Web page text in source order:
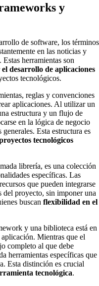
y
de software, los términos
en las noticias y
. Estas herramientas son
desarrollo de aplicaciones
tecnológicos.
reglas y convenciones
aplicaciones. Al utilizar un
estructura y un flujo de
en la lógica de negocio
Esta estructura es
tecnológicos
librería, es una colección
específicas. Las
que pueden integrarse
del proyecto, sin imponer una
buscan flexibilidad en el
y una biblioteca está en
Mientras que el
completo al que debe
herramientas específicas que
Esta distinción es crucial
tecnológica.